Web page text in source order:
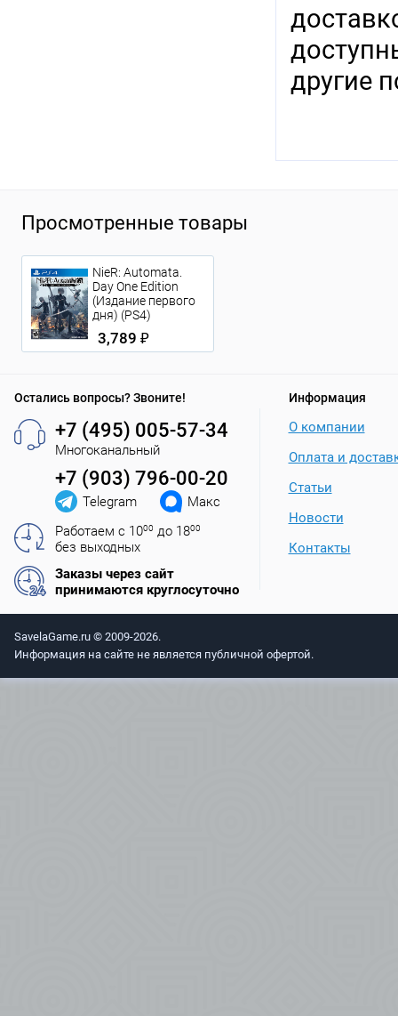
другие
Просмотренные товары
NieR: Automata.
Day One Edition
(Издание первого
дня) (PS4)
3,789 ₽
Остались вопросы? Звоните!
+7 (495) 005-57-34
Многоканальный
+7 (903) 796-00-20
Telegram
Макс
Работаем с 1000 до 1800
без выходных
Заказы через сайт
принимаются круглосуточно
Информация
О компании
Оплата и
Статьи
Новости
Контакты
SavelaGame.ru © 2009-2026.
Информация на сайте не является публичной офертой.